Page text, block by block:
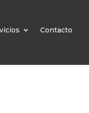
Contacto